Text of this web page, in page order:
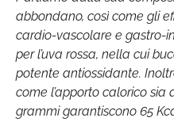
abbondano, così come gli
cardio-vascolare e gastro-
per l’uva rossa, nella cui
potente antiossidante.
come l’apporto calorico sia
grammi garantiscono 65